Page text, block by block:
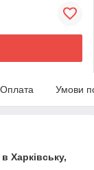
Оплата Умови
Харківську,